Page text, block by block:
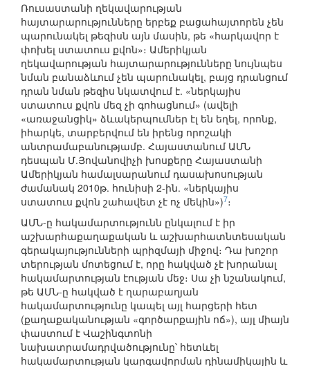
Ռուսաստանի ղեկավարության
հայտարարությունները երբեք բացահայտորեն չեն
պարունակել թեզիսն այն մասին, թե «հարկավոր է
փոխել ստատուս քվոն»։ Ամերիկյան
ղեկավարության հայտարարությունները նույնպես
նման բանաձևում չեն պարունակել, բայց դրանցում
դրան նման թեզիս նկատվում է. «ներկայիս
ստատուս քվոն մեզ չի գոհացնում» (ավելի
«առաջանցիկ» ձևակերպումներ էլ են եղել, որոնք,
իհարկե, տարբերվում են իրենց որոշակի
անտրամաբանությամբ. Հայաստանում ԱՄՆ
դեսպան Մ.Յովանովիչի խոսքերը Հայաստանի
Ամերիկյան համալսարանում դասախոսության
ժամանակ 2010թ. հունիսի 2-ին. «ներկայիս
ստատուս քվոն շահավետ չէ ոչ մեկին»)7։
ԱՄՆ-ը հակամարտությունն ընկալում է իր
աշխարհաքաղաքական և աշխարհատնտեսական
գերակայությունների պրիզմայի միջով։ Դա խոշոր
տերության մոտեցում է, որը հակված չէ խորանալ
հակամարտության էության մեջ։ Սա չի նշանակում,
թե ԱՄՆ-ը հակված է ղարաբաղյան
հակամարտությունը կապել այլ հարցերի հետ
(քաղաքականության «գործարքային ոճ»), այլ միայն
փաստում է Վաշինգտոնի
նախատրամադրվածությունը՝ հետևել
հակամարտության կարգավորման դինամիկային և